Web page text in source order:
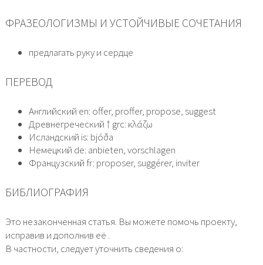
ФРАЗЕОЛОГИЗМЫ И УСТОЙЧИВЫЕ СОЧЕТАНИЯ
предлагать руку и сердце
ПЕРЕВОД
Английский en: offer, proffer, propose, suggest
Древнегреческий † grc: κλάζω
Исландский is: bjóða
Немецкий de: anbieten, vorschlagen
Французский fr: proposer, suggérer, inviter
БИБЛИОГРАФИЯ
Это незаконченная статья. Вы можете помочь проекту,
исправив и дополнив её .
В частности, следует уточнить сведения о: